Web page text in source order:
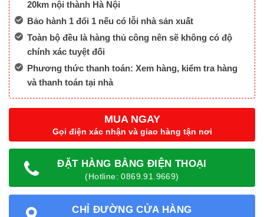
20km nội thành Hà Nội
Bảo hành 1 đổi 1 nếu có lỗi nhà sản xuất
Toàn bộ đều là hàng thủ công nên sẽ không có độ
chính xác tuyệt đối
Phương thức thanh toán: Xem hàng, kiểm tra hàng
và thanh toán tại nhà
MUA NGAY
Gọi điện xác nhận và giao hàng tận nơi
ĐẶT HÀNG BẰNG ĐIỆN THOẠI
(Hotline: 0869.91.9669)
CHỈ ĐƯỜNG CỬA HÀNG